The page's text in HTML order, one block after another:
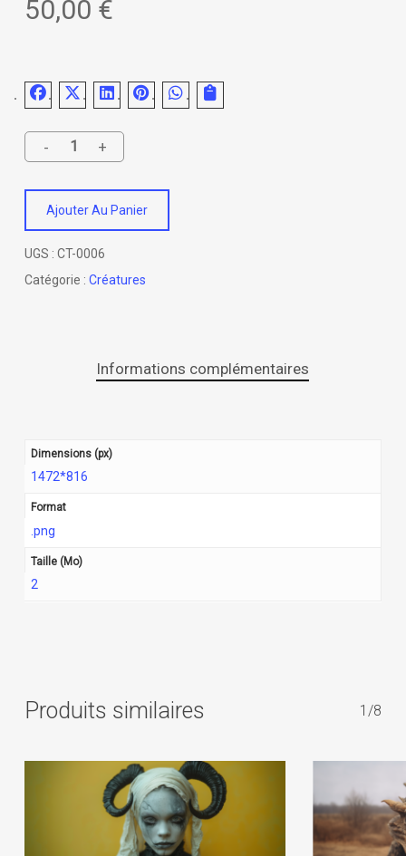
50,00 €
Ajouter Au Panier
UGS : CT-0006
Catégorie : Créatures
Informations complémentaires
Dimensions (px)
1472*816
Format
.png
Taille (Mo)
2
Produits similaires 1/8